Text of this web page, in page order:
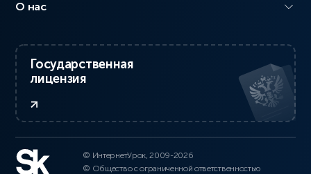
О нас
Государственная
лицензия
© ИнтернетУрок, 2009-2026
© Общество с ограниченной ответственностью